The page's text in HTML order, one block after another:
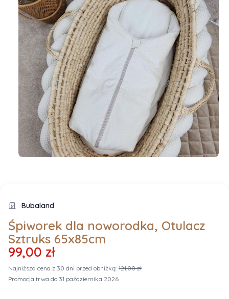
Bubaland
Śpiworek dla noworodka, Otulacz
Sztruks 65x85cm
99,00 zł
Najniższa cena z 30 dni przed obniżką: 121,00 zł
Promocja trwa do 31 października 2026